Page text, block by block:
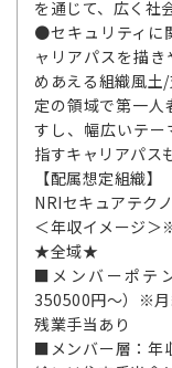
を通じて、広く社
●セキュリティに
ャリアパスを描
めあえる組織風土
定の領域で第一人
すし、幅広いテー
指すキャリアパス
【配属想定組織】
NRIセキュアテク
＜年収イメージ＞
★全域★
■メンバーポテ
350500円～）※
残業手当あり
■メンバー層：年